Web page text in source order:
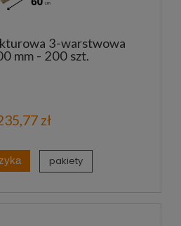
3-warstwowa
mm - 200 szt.
zł
pakiety